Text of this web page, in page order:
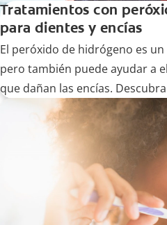
Tratamientos con
para dientes y encías
El peróxido de hidrógeno es
pero también puede ayudar a
que dañan las encías.
tratamientos de encías con